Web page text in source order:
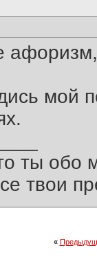
мой
ты обо
твои
«